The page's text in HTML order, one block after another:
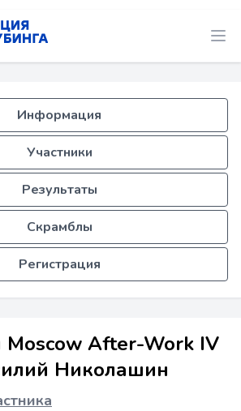
Информация
Участники
Результаты
Скрамблы
Регистрация
Moscow After-Work IV
Николашин